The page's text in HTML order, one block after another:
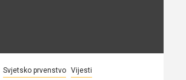
Svjetsko prvenstvo Vijesti